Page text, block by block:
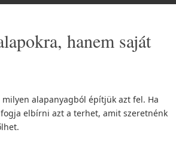
hanem saját
alapanyagból építjük azt fel. Ha
elbírni azt a terhet, amit szeretnénk